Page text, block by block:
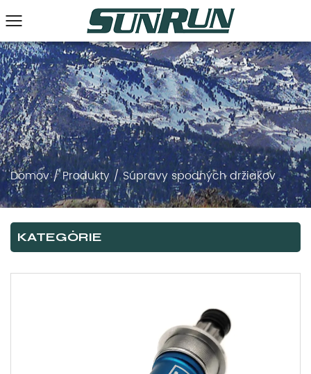
Domov/Produkty/Súpravy spodných držiakov
KATEGÓRIE